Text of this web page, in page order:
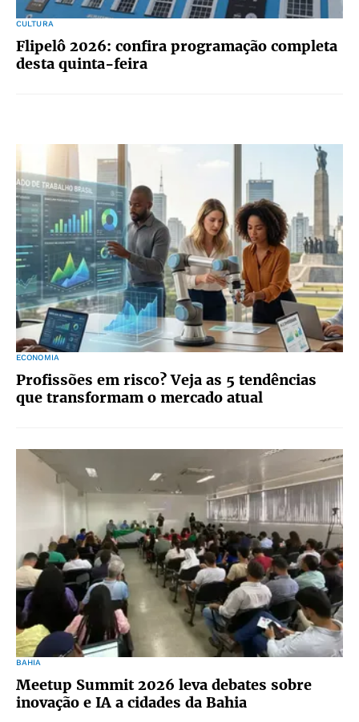
CULTURA
Flipelô 2026: confira programação completa
desta quinta-feira
ECONOMIA
Profissões em risco? Veja as 5 tendências
que transformam o mercado atual
BAHIA
Meetup Summit 2026 leva debates sobre
inovação e IA a cidades da Bahia